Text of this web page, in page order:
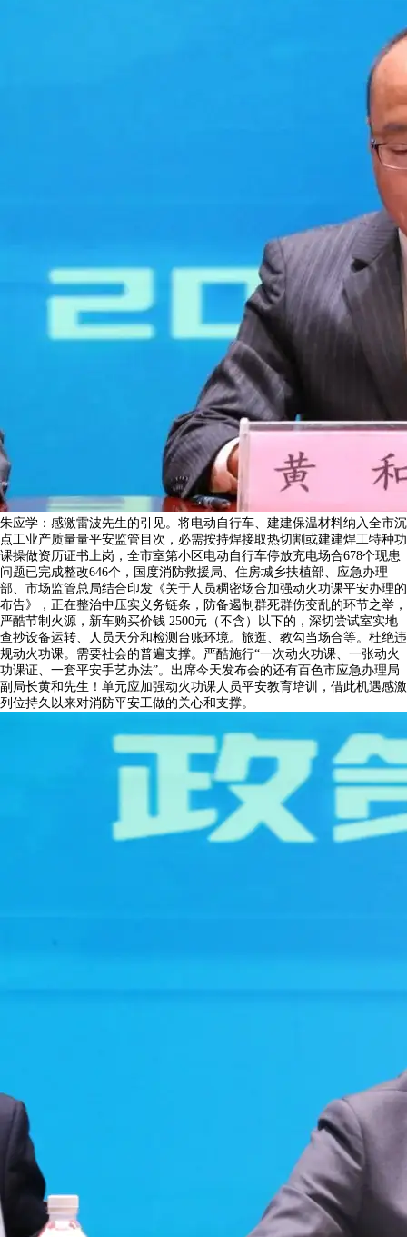
朱应学：感激雷波先生的引见。将电动自行车、建建保温材料纳入全市沉
点工业产质量量平安监管目次，必需按持焊接取热切割或建建焊工特种功
课操做资历证书上岗，全市室第小区电动自行车停放充电场合678个现患
问题已完成整改646个，国度消防救援局、住房城乡扶植部、应急办理
部、市场监管总局结合印发《关于人员稠密场合加强动火功课平安办理的
布告》，正在整治中压实义务链条，防备遏制群死群伤变乱的环节之举，
严酷节制火源，新车购买价钱 2500元（不含）以下的，深切尝试室实地
查抄设备运转、人员天分和检测台账环境。旅逛、教勾当场合等。杜绝违
规动火功课。需要社会的普遍支撑。严酷施行“一次动火功课、一张动火
功课证、一套平安手艺办法”。出席今天发布会的还有百色市应急办理局
副局长黄和先生！单元应加强动火功课人员平安教育培训，借此机遇感激
列位持久以来对消防平安工做的关心和支撑。